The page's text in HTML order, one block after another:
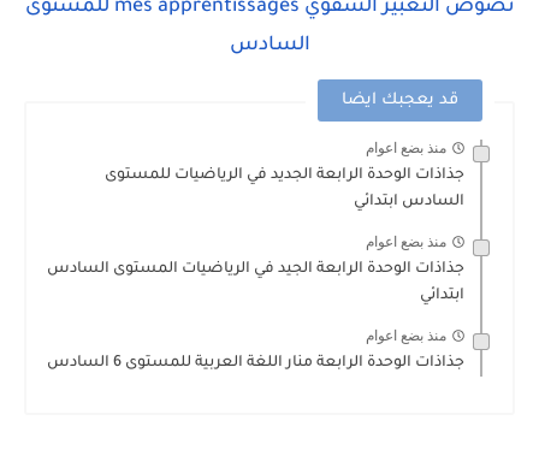
نصوص التعبير الشفوي mes apprentissages للمستوى
السادس
قد يعجبك ايضا
منذ بضع اعوام
جذاذات الوحدة الرابعة الجديد في الرياضيات للمستوى
السادس ابتدائي
منذ بضع اعوام
جذاذات الوحدة الرابعة الجيد في الرياضيات المستوى السادس
ابتدائي
منذ بضع اعوام
جذاذات الوحدة الرابعة منار اللغة العربية للمستوى 6 السادس